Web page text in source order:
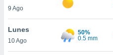
más
nuestra
9 Ago
Lunes
10 Ago
50%
0.5 mm